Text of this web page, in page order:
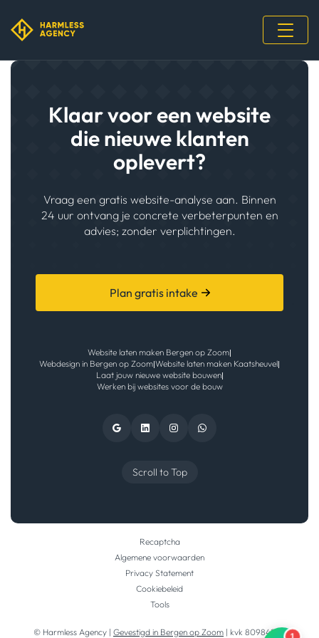
Klaar voor een website
die nieuwe klanten
oplevert?
Vraag een gratis website-analyse aan. Binnen
24 uur ontvang je concrete verbeterpunten en
advies; zonder verplichtingen.
Plan gratis intake
Website laten maken Bergen op Zoom|
Webdesign in Bergen op Zoom|Website laten maken Kaatsheuvel|
Laat jouw nieuwe website bouwen|
Werken bij websites voor de bouw
Scroll to Top
© Harmless Agency | Gevestigd in Bergen op Zoom | kvk 80984290
Recaptcha
Algemene voorwaarden
Privacy Statement
Cookiebeleid
Tools